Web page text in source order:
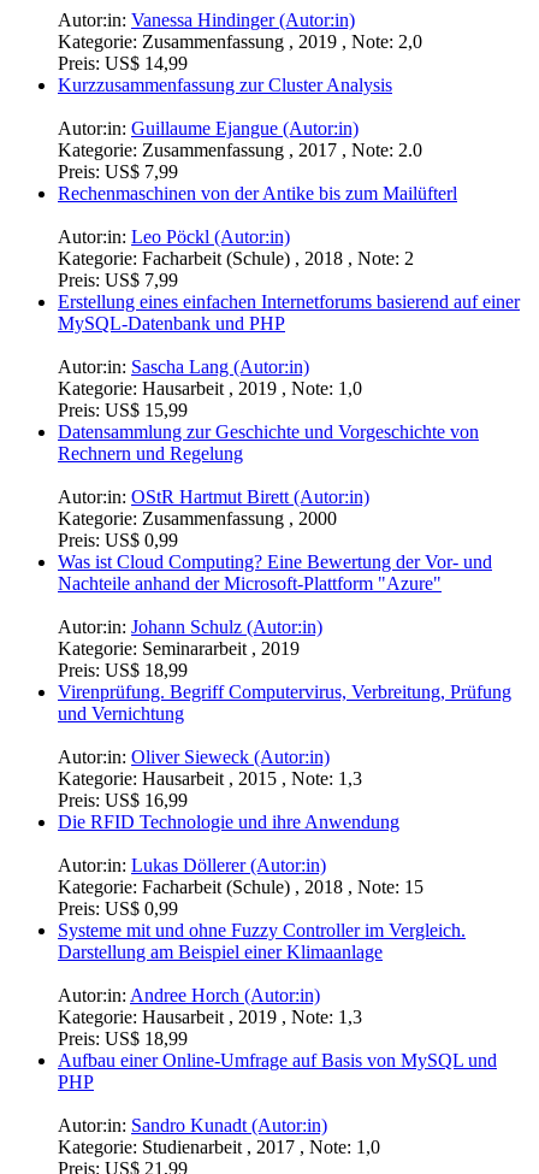
Autor:in: Patric Hillmann (Autor:in)
Kategorie: Seminararbeit , 2020 , Note: 1,3
Preis: US$ 18,99
Verschiedene Anwendungsgebiete der Informatik
Autor:in: Vanessa Hindinger (Autor:in)
Kategorie: Zusammenfassung , 2019 , Note: 2,0
Preis: US$ 14,99
Kurzzusammenfassung zur Cluster Analysis
Autor:in: Guillaume Ejangue (Autor:in)
Kategorie: Zusammenfassung , 2017 , Note: 2.0
Preis: US$ 7,99
Rechenmaschinen von der Antike bis zum Mailüfterl
Kategorie:Facharbeit (Schule) , 2018 , Note: 2
Preis:US$ 7,99
Erstellung eines einfachen Internetforums basierend auf einer
MySQL-Datenbank und PHP
Autor:in: Sascha Lang (Autor:in)
Kategorie: Hausarbeit , 2019 , Note: 1,0
Preis: US$ 15,99
Datensammlung zur Geschichte und Vorgeschichte von
Rechnern und Regelung
Autor:in:OStR Hartmut Birett (Autor:in)
Kategorie: Zusammenfassung , 2000
Preis:US$ 0,99
Was ist Cloud Computing? Eine Bewertung der Vor- und
Autor:in:Johann Schulz (Autor:in)
Kategorie:Seminararbeit , 2019
Virenprüfung. Begriff Computervirus, Verbreitung, Prüfung
und Vernichtung
Autor:in:Oliver Sieweck (Autor:in)
Preis:US$ 16,99
Die RFID Technologie und ihre Anwendung
Autor:in:Lukas Döllerer (Autor:in)
Kategorie:
Systeme mit und ohne Fuzzy Controller im Vergleich.
Darstellung am Beispiel einer Klimaanlage